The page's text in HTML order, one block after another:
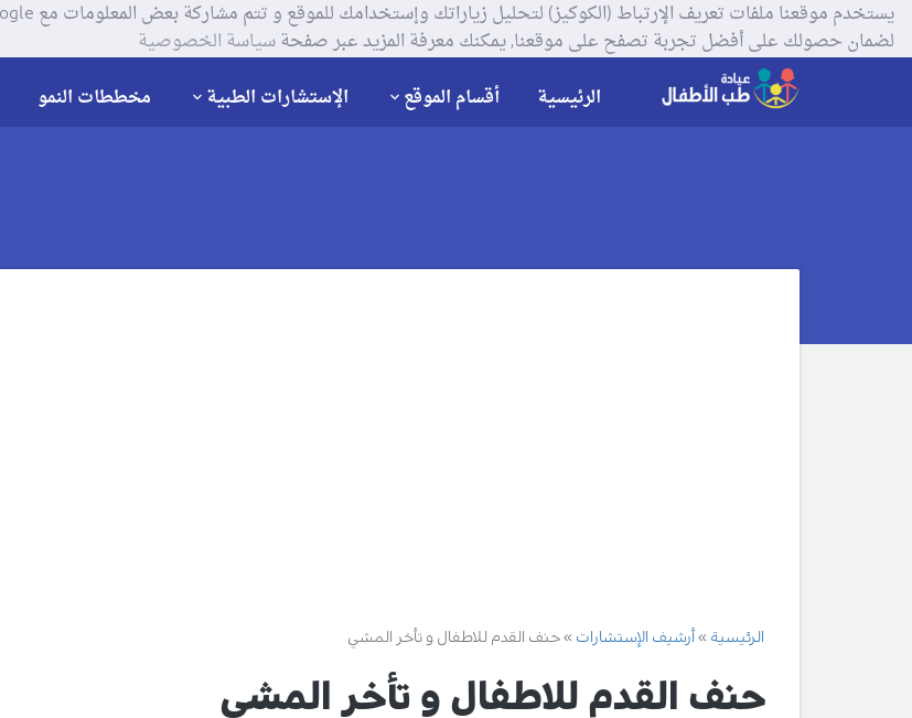
لضمان حصولك على أفضل تجربة تصفح على موقعنا, يمكنك معرفة المزيد عبر صفحةسياسة الخصوصية
الرئيسية أقسام الموقع الإستشارات الطبية مخططات النمو
الرئيسية أرشيف الإستشارات حنف القدم للاطفال و تأخر المشي
حنف القدم للاطفال و تأخر المشي